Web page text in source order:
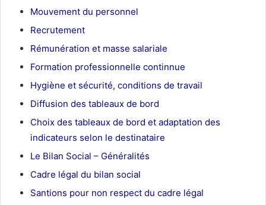
Mouvement du personnel
Recrutement
Rémunération et masse salariale
Formation professionnelle continnue
Hygiène et sécurité, conditions de travail
Diffusion des tableaux de bord
Choix des tableaux de bord et adaptation des
indicateurs selon le destinataire
Le Bilan Social – Généralités
Cadre légal du bilan social
Santions pour non respect du cadre légal